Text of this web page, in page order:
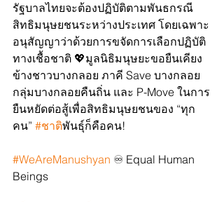
รัฐบาลไทยจะต้องปฏิบัติตามพันธกรณี
สิทธิมนุษยชนระหว่างประเทศ โดยเฉพาะ
อนุสัญญาว่าด้วยการขจัดการเลือกปฏิบัติ
ทางเชื้อชาติ 💖มูลนิธิมนุษยะขอยืนเคียง
ข้างชาวบางกลอย ภาคี Save บางกลอย
กลุ่มบางกลอยคืนถิ่น และ P-Move ในการ
ยืนหยัดต่อสู้เพื่อสิทธิมนุษยชนของ “ทุก
คน” #ชาติพันธุ์ก็คือคน!
#WeAreManushyan ♾️ Equal Human
Beings